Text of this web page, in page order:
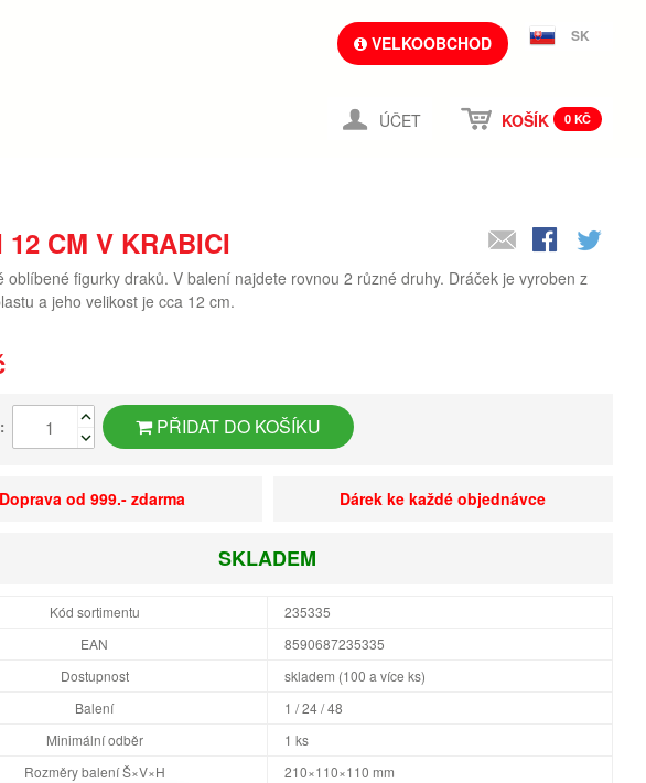
VELKOOBCHOD SK
ÚČET KOŠÍK 0 KČ
12 CM V KRABICI
oblíbené figurky draků. V balení najdete rovnou 2 různé druhy. Dráček je vyroben z
a jeho velikost je cca 12 cm.
PŘIDAT DO KOŠÍKU
Doprava od 999.- zdarma Dárek ke každé objednávce
SKLADEM
Kód sortimentu
235335
EAN
8590687235335
Dostupnost
skladem (100 a více ks)
Balení
1 / 24 / 48
Minimální odběr
1 ks
Rozměry balení Š×V×H
210×110×110 mm